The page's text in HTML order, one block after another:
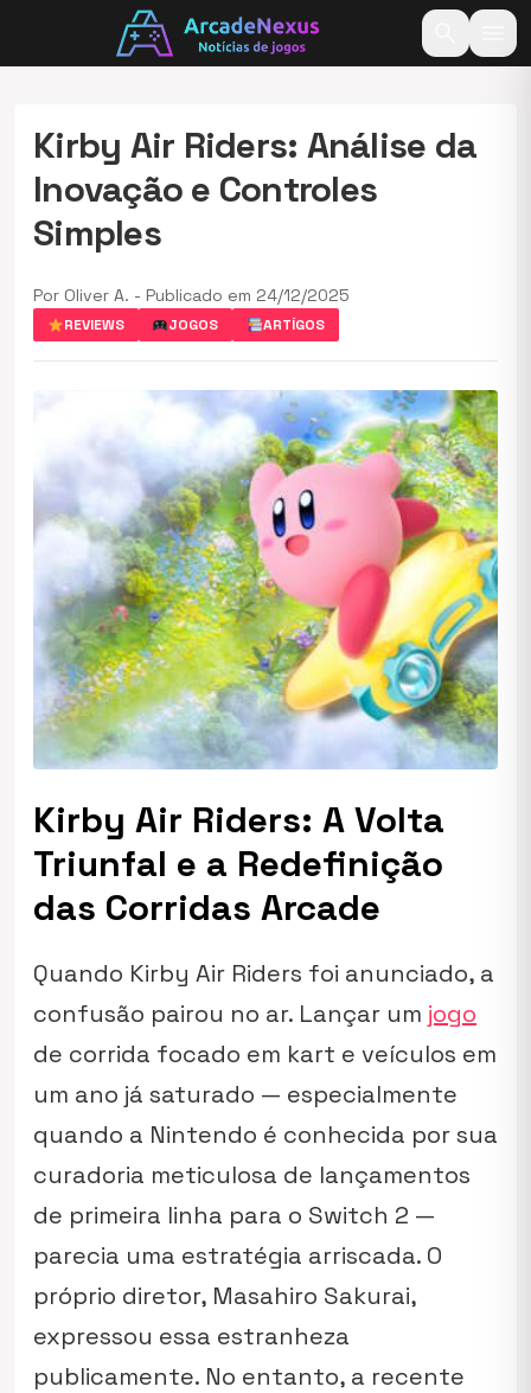
Kirby Air Riders: Análise da
Inovação e Controles
Simples
Por Oliver A. - Publicado em 24/12/2025
REVIEWS JOGOS ARTÍGOS
Kirby Air Riders: A Volta
Triunfal e a Redefinição
das Corridas Arcade
Quando Kirby Air Riders foi anunciado, a
confusão pairou no ar. Lançar um jogo
de corrida focado em kart e veículos em
um ano já saturado — especialmente
quando a Nintendo é conhecida por sua
curadoria meticulosa de lançamentos
de primeira linha para o Switch 2 —
parecia uma estratégia arriscada. O
próprio diretor, Masahiro Sakurai,
expressou essa estranheza
publicamente. No entanto, a recente